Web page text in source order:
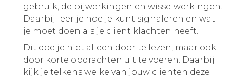
gebruik, de bijwerkingen en wisselwerkingen.
Daarbij leer je hoe je kunt signaleren en wat
je moet doen als je cliënt klachten heeft.
Dit doe je niet alleen door te lezen, maar ook
door korte opdrachten uit te voeren. Daarbij
kijk je telkens welke van jouw cliënten deze